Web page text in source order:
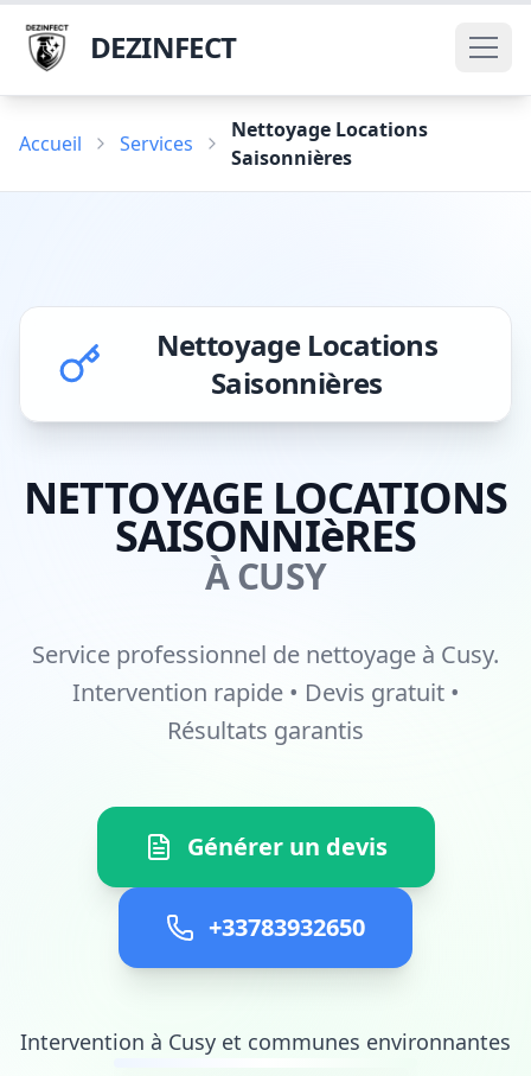
DEZINFECT
Accueil Services
Nettoyage Locations
Saisonnières
Nettoyage Locations
Saisonnières
NETTOYAGE LOCATIONS
SAISONNIèRES
À CUSY
Service professionnel de nettoyage à Cusy.
Intervention rapide • Devis gratuit •
Résultats garantis
Générer un devis
+33783932650
Intervention à Cusy et communes environnantes